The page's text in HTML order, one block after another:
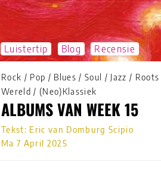
Luistertip Blog Recensie
Rock / Pop / Blues / Soul / Jazz / Roots
Wereld / (Neo)Klassiek
ALBUMS VAN WEEK 15
Tekst: Eric van Domburg Scipio
Ma 7 April 2025